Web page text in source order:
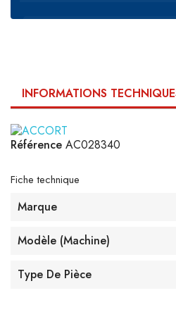
INFORMATIONS
Référence AC028340
Fiche technique
Marque
Modèle (machine)
Type De Pièce